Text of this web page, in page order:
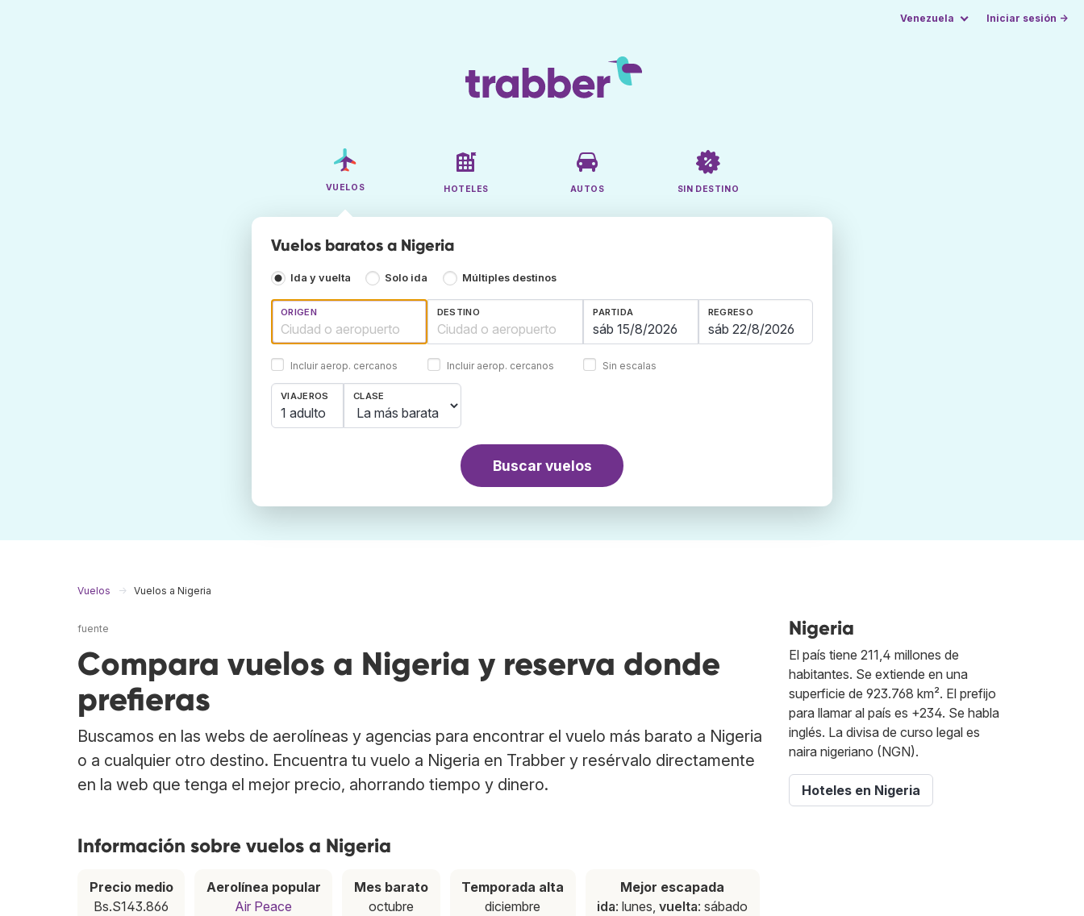
Venezuela Iniciar sesión →
VUELOS HOTELES AUTOS SIN DESTINO
Vuelos baratos a Nigeria
Ida y vuelta Solo ida Múltiples destinos
ORIGEN
Incluir aerop. cercanos
DESTINO
Incluir aerop. cercanos
PARTIDA REGRESO
Sin escalas
VIAJEROS
1 adulto
CLASE
Buscar vuelos
Vuelos Vuelos a Nigeria
fuente
Compara vuelos a Nigeria y reserva donde
prefieras
Buscamos en las webs de aerolíneas y agencias para encontrar el vuelo más barato a Nigeria
o a cualquier otro destino. Encuentra tu vuelo a Nigeria en Trabber y resérvalo directamente
en la web que tenga el mejor precio, ahorrando tiempo y dinero.
Información sobre vuelos a Nigeria
Precio medio
Bs.S143.866
Aerolínea popular
Air Peace
Mes barato
octubre
Temporada alta
diciembre
Mejor escapada
ida: lunes,vuelta: sábado
Nigeria
El país tiene 211,4 millones de
habitantes. Se extiende en una
superficie de 923.768 km². El prefijo
para llamar al país es +234. Se habla
inglés. La divisa de curso legal es
naira nigeriano (NGN).
Hoteles en Nigeria